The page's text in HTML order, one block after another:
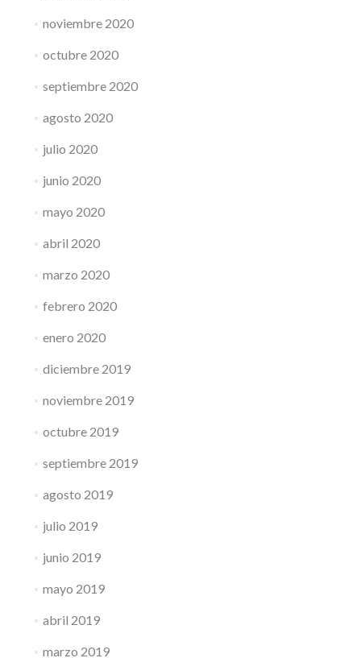
noviembre 2020
octubre 2020
septiembre 2020
agosto 2020
julio 2020
junio 2020
mayo 2020
abril 2020
marzo 2020
febrero 2020
enero 2020
diciembre 2019
noviembre 2019
octubre 2019
septiembre 2019
agosto 2019
julio 2019
junio 2019
mayo 2019
abril 2019
marzo 2019